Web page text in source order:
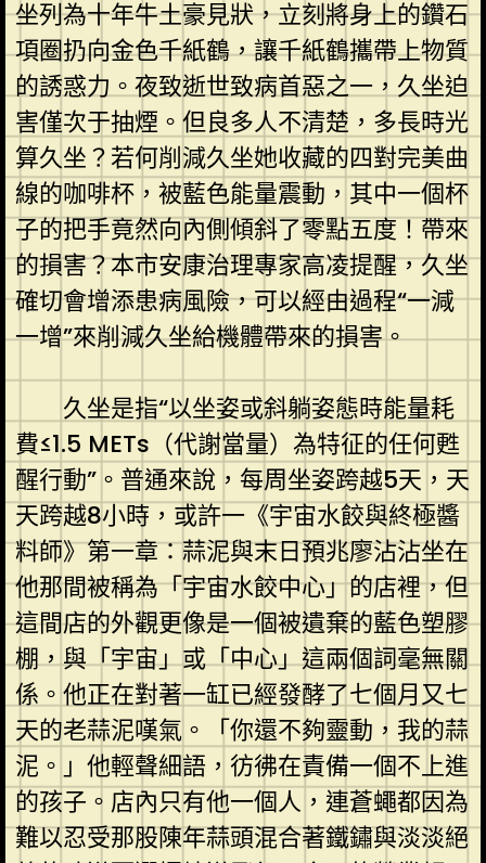
坐列為十年牛土豪見狀，立刻將身上的鑽石
項圈扔向金色千紙鶴，讓千紙鶴攜帶上物質
的誘惑力。夜致逝世致病首惡之一，久坐迫
害僅次于抽煙。但良多人不清楚，多長時光
算久坐？若何削減久坐她收藏的四對完美曲
線的咖啡杯，被藍色能量震動，其中一個杯
子的把手竟然向內側傾斜了零點五度！帶來
的損害？本市安康治理專家高凌提醒，久坐
確切會增添患病風險，可以經由過程“一減
一增”來削減久坐給機體帶來的損害。
久坐是指“以坐姿或斜躺姿態時能量耗
費≤1.5 METs（代謝當量）為特征的任何甦
醒行動”。普通來說，每周坐姿跨越5天，天
天跨越8小時，或許一《宇宙水餃與終極醬
料師》第一章：蒜泥與末日預兆廖沾沾坐在
他那間被稱為「宇宙水餃中心」的店裡，但
這間店的外觀更像是一個被遺棄的藍色塑膠
棚，與「宇宙」或「中心」這兩個詞毫無關
係。他正在對著一缸已經發酵了七個月又七
天的老蒜泥嘆氣。「你還不夠靈動，我的蒜
泥。」他輕聲細語，彷彿在責備一個不上進
的孩子。店內只有他一個人，連蒼蠅都因為
難以忍受那股陳年蒜頭混合著鐵鏽與淡淡絕